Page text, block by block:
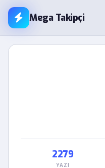
Mega Takipçi
2279
YAZI